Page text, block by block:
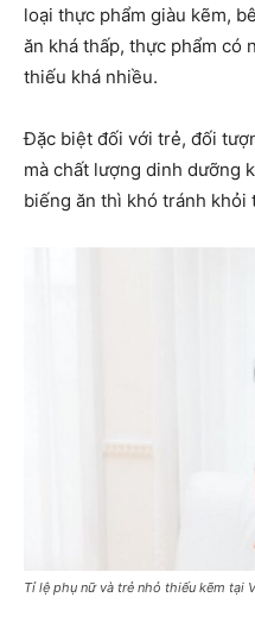
loại thực phẩm giàu kẽm,
ăn khá thấp, thực phẩm có
thiếu khá nhiều.
Đặc biệt đối với trẻ, đối
mà chất lượng dinh dưỡng
biếng ăn thì khó tránh
Tỉ lệ phụ nữ và trẻ nhỏ thiếu kẽm tại